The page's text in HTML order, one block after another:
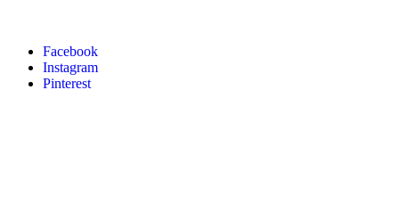
Facebook
Instagram
Pinterest